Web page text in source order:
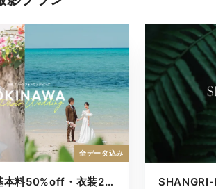
【期間限定】 基本料50%off・衣装2着ロケ
全データ込み